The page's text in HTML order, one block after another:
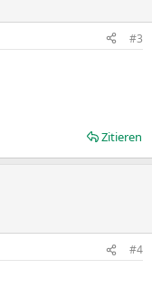
#3
Zitieren
#4